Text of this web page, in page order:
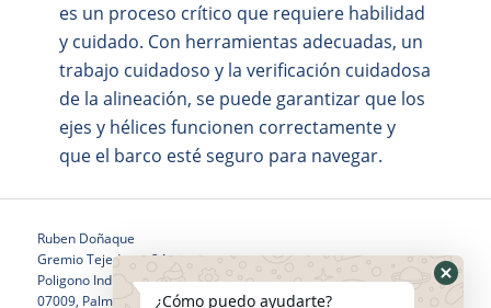
es un proceso crítico que requiere habilidad
y cuidado. Con herramientas adecuadas, un
trabajo cuidadoso y la verificación cuidadosa
de la alineación, se puede garantizar que los
ejes y hélices funcionen correctamente y
que el barco esté seguro para navegar.
Ruben Doñaque
Gremio Tejedores 24
Poligono Industrial Son Castello
07009, Palma de Mallorca¿Cómo puedo ayudarte?